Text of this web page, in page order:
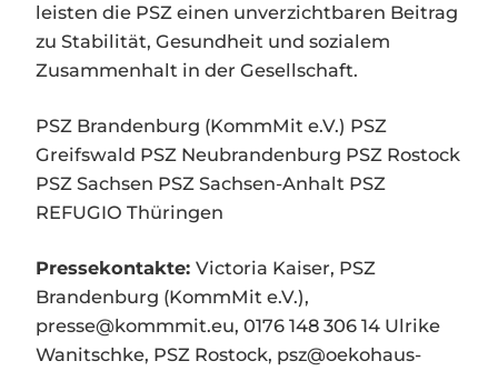
leisten die PSZ einen unverzichtbaren Beitrag
zu Stabilität, Gesundheit und sozialem
Zusammenhalt in der Gesellschaft.
PSZ Brandenburg (KommMit e.V.) PSZ
Greifswald PSZ Neubrandenburg PSZ Rostock
PSZ Sachsen PSZ Sachsen-Anhalt PSZ
REFUGIO Thüringen
Pressekontakte: Victoria Kaiser, PSZ
Brandenburg (KommMit e.V.),
presse@kommmit.eu, 0176 148 306 14 Ulrike
Wanitschke, PSZ Rostock, psz@oekohaus-